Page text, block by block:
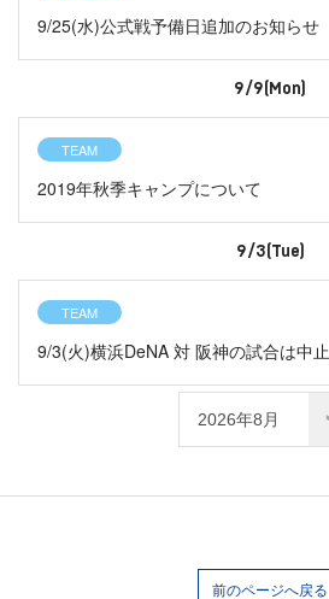
9/25(水)公式戦予備日追加のお知らせ
9/9(Mon)
TEAM
2019年秋季キャンプについて
9/3(Tue)
TEAM
9/3(火)横浜DeNA 対 阪神の試合は中止
前のページへ戻る